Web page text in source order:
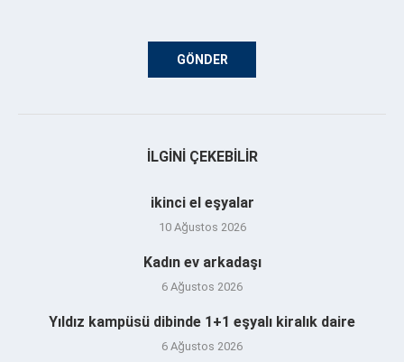
İLGINI ÇEKEBILIR
ikinci el eşyalar
10 Ağustos 2026
Kadın ev arkadaşı
6 Ağustos 2026
Yıldız kampüsü dibinde 1+1 eşyalı kiralık daire
6 Ağustos 2026